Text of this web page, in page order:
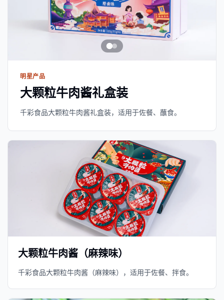
明星产品
大颗粒牛肉酱礼盒装
千彩食品大颗粒牛肉酱礼盒装，适用于佐餐、蘸食。
大颗粒牛肉酱（麻辣味）
千彩食品大颗粒牛肉酱（麻辣味），适用于佐餐、拌食。